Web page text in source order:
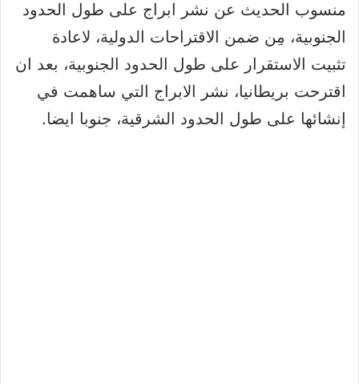
منسوب الحديث عن نشر ابراج على طول الحدود
الجنوبية، مِن ضمن الاقتراحات الدولية، لاعادة
تثبيت الاستقرار على طول الحدود الجنوبية، بعد ان
اقترحت بريطانيا، نشر الابراج التي ساهمت في
إنشائها على طول الحدود الشرقية، جنوبا ايضا.